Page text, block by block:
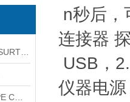
n秒后，
连接器
USB，
仪器电